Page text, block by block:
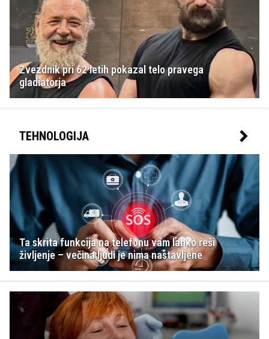
Zvezdnik pri 62 letih pokazal telo pravega
gladiatorja
TEHNOLOGIJA
Ta skrita funkcija na telefonu vam lahko reši
življenje – večina ljudi je nima nastavljene